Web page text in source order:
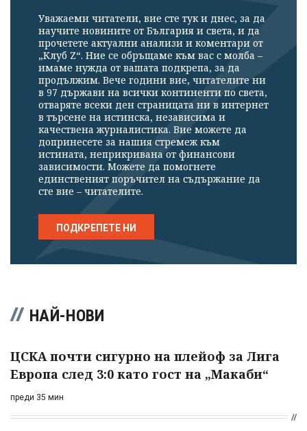
Уважаеми читатели, вие сте тук и днес, за да
научите новините от България и света, и да
прочетете актуални анализи и коментари от
„Клуб Z“. Ние се обръщаме към вас с молба –
имаме нужда от вашата подкрепа, за да
продължим. Вече години вие, читателите ни
в 97 държави на всички континенти по света,
отваряте всеки ден страницата ни в интернет
в търсене на истинска, независима и
качествена журналистика. Вие можете да
допринесете за нашия стремеж към
истината, неприкривана от финансови
зависимости. Можете да помогнете
единственият поръчител на съдържание да
сте вие – читателите.
ПОДКРЕПЕТЕ НИ
НАЙ-НОВИ
ЦСКА почти сигурно на плейоф за Лига
Европа след 3:0 като гост на „Макаби“
преди 35 мин